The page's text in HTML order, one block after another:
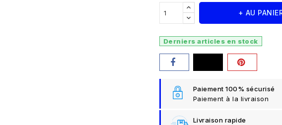
+ AU
Derniers articles en stock
Paiement 100% sécurisé
Paiement à la livraison
Livraison rapide